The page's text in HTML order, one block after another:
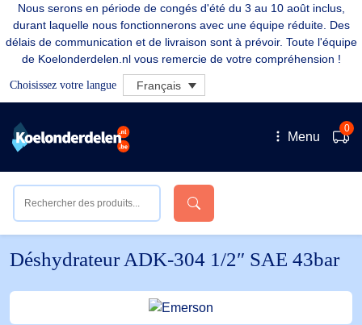
Nous serons en période de congés d'été du 3 au 10 août inclus,
durant laquelle nous fonctionnerons avec une équipe réduite. Des
délais de communication et de livraison sont à prévoir. Toute l'équipe
de Koelonderdelen.nl vous remercie de votre compréhension !
Choisissez votre langue Français
Menu
0
Déshydrateur ADK-304 1/2″ SAE 43bar